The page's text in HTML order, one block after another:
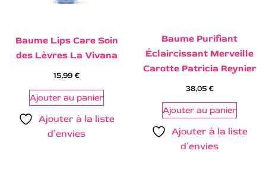
Baume Lips Care Soin
des Lèvres La Vivana
15,99€
Ajouter au panier
Ajouter à la liste
d’envies
Baume Purifiant
Éclaircissant Merveille
Carotte Patricia Reynier
38,05€
Ajouter au panier
Ajouter à la liste
d’envies